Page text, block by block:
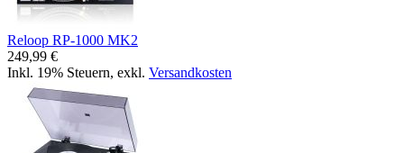
Reloop RP-1000 MK2
249,99 €
Inkl. 19% Steuern, exkl. Versandkosten